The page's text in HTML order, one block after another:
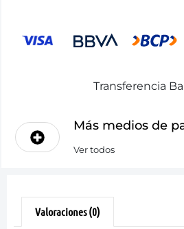
Transferencia
Más medios de
Ver todos
Valoraciones (0)